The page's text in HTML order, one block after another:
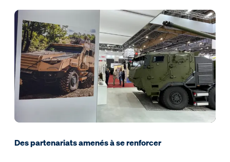
Des partenariats amenés à se renforcer